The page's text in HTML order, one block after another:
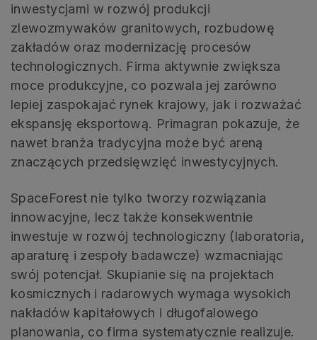
inwestycjami w rozwój produkcji
zlewozmywaków granitowych, rozbudowę
zakładów oraz modernizację procesów
technologicznych. Firma aktywnie zwiększa
moce produkcyjne, co pozwala jej zarówno
lepiej zaspokajać rynek krajowy, jak i rozważać
ekspansję eksportową. Primagran pokazuje, że
nawet branża tradycyjna może być areną
znaczących przedsięwzięć inwestycyjnych.
SpaceForest nie tylko tworzy rozwiązania
innowacyjne, lecz także konsekwentnie
inwestuje w rozwój technologiczny (laboratoria,
aparaturę i zespoły badawcze) wzmacniając
swój potencjał. Skupianie się na projektach
kosmicznych i radarowych wymaga wysokich
nakładów kapitałowych i długofalowego
planowania, co firma systematycznie realizuje.